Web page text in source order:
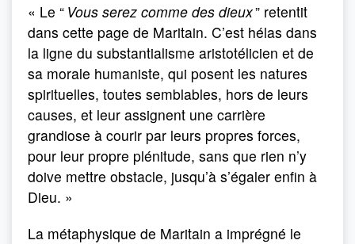
« Le “ Vous serez comme des dieux” retentit
dans cette page de Maritain. C’est hélas dans
la ligne du substantialisme aristotélicien et de
sa morale humaniste, qui posent les natures
spirituelles, toutes semblables, hors de leurs
causes, et leur assignent une carrière
grandiose à courir par leurs propres forces,
pour leur propre plénitude, sans que rien n’y
doive mettre obstacle, jusqu’à s’égaler enfin à
Dieu. »
La métaphysique de Maritain a imprégné le